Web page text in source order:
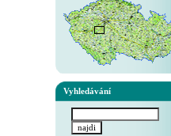
Vyhledávání